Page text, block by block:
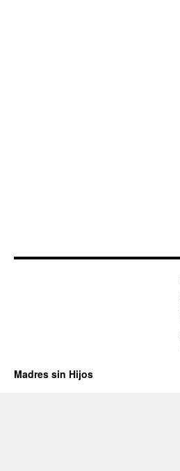
Madres sin Hijos